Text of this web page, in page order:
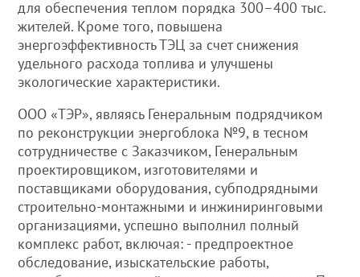
для обеспечения теплом порядка 300–400 тыс.
жителей. Кроме того, повышена
энергоэффективность ТЭЦ за счет снижения
удельного расхода топлива и улучшены
экологические характеристики.
ООО «ТЭР», являясь Генеральным подрядчиком
по реконструкции энергоблока №9, в тесном
сотрудничестве с Заказчиком, Генеральным
проектировщиком, изготовителями и
поставщиками оборудования, субподрядными
строительно-монтажными и инжиниринговыми
организациями, успешно выполнил полный
комплекс работ, включая: - предпроектное
обследование, изыскательские работы,